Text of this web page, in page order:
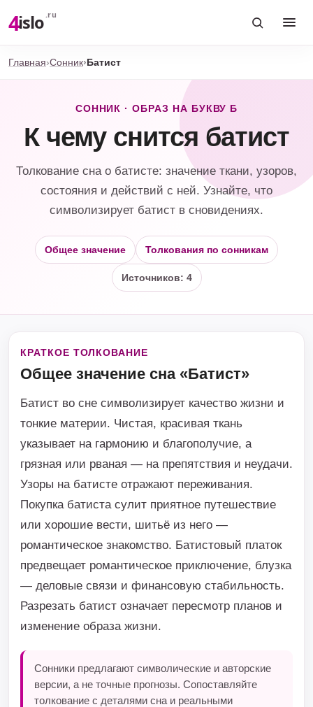
4islo .ru
Главная Сонник Батист
СОННИК · ОБРАЗ НА БУКВУ Б
К чему снится батист
Толкование сна о батисте: значение ткани, узоров,
состояния и действий с ней. Узнайте, что
символизирует батист в сновидениях.
Общее значение Толкования по сонникам
Источников: 4
КРАТКОЕ ТОЛКОВАНИЕ
Общее значение сна «Батист»
Батист во сне символизирует качество жизни и
тонкие материи. Чистая, красивая ткань
указывает на гармонию и благополучие, а
грязная или рваная — на препятствия и неудачи.
Узоры на батисте отражают переживания.
Покупка батиста сулит приятное путешествие
или хорошие вести, шитьё из него —
романтическое знакомство. Батистовый платок
предвещает романтическое приключение, блузка
— деловые связи и финансовую стабильность.
Разрезать батист означает пересмотр планов и
изменение образа жизни.
Сонники предлагают символические и авторские
версии, а не точные прогнозы. Сопоставляйте
толкование с деталями сна и реальными